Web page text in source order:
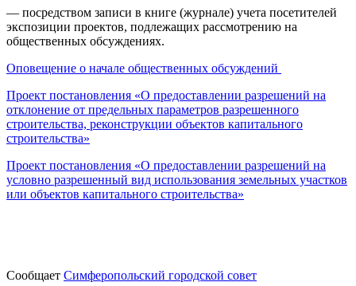
— посредством записи в книге (журнале) учета посетителей
экспозиции проектов, подлежащих рассмотрению на
общественных обсуждениях.
Оповещение о начале общественных обсуждений
Проект постановления «О предоставлении разрешений на
отклонение от предельных параметров разрешенного
строительства, реконструкции объектов капитального
строительства»
Проект постановления «О предоставлении разрешений на
условно разрешенный вид использования земельных участков
или объектов капитального строительства»
Сообщает Симферопольский городской совет